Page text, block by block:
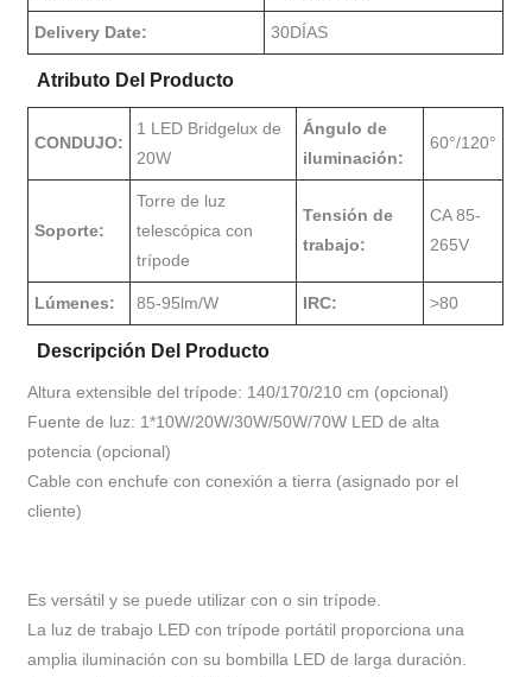
Delivery Date: 30DÍAS
Atributo Del Producto
CONDUJO:
1 LED Bridgelux de
20W
Ángulo de
iluminación:
60°/120°
Soporte:
Torre de luz
telescópica con
trípode
Tensión de
trabajo:
CA 85-
265V
Lúmenes: 85-95lm/W IRC: >80
Descripción Del Producto
Altura extensible del trípode: 140/170/210 cm (opcional)
Fuente de luz: 1*10W/20W/30W/50W/70W LED de alta
potencia (opcional)
Cable con enchufe con conexión a tierra (asignado por el
cliente)
Es versátil y se puede utilizar con o sin trípode.
La luz de trabajo LED con trípode portátil proporciona una
amplia iluminación con su bombilla LED de larga duración.